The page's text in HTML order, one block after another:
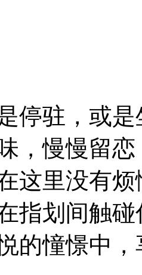
停驻，或
，慢慢留
这里没有
指划间触
的憧憬中